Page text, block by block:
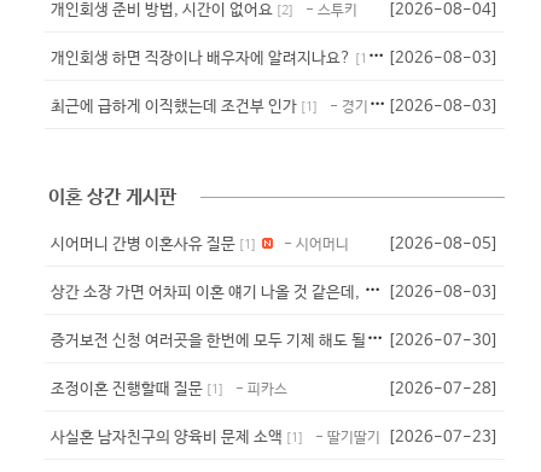
개인회생 준비 방법, 시간이 없어요 [2] - 스투키 [2026-08-04]
개인회생 하면 직장이나 배우자에 알려지나요? [1 ] - 바나나우유
[2026-08-03]
최근에 급하게 이직했는데 조건부 인가 [1 ] - 경기주민 [2026-08-03]
이혼 상간 게시판
시어머니 간병 이혼사유 질문 [1 ] - 시어머니 [2026-08-05]
상
간 소장 가면 어차피 이혼 얘기 나올 것 같은데, 미리 뭘 준비해야 할... [2026-08-03]
증
거보전 신청 여러곳을 한번에 모두 기제 해도 될까요? [2] - 클라우스
[2026-07-30]
조정이혼 진행할때 질문 [1 ] - 피카스 [2026-07-28]
사실혼 남자친구의 양육비 문제 소액 [1 ] - 딸기딸기 [2026-07-23]